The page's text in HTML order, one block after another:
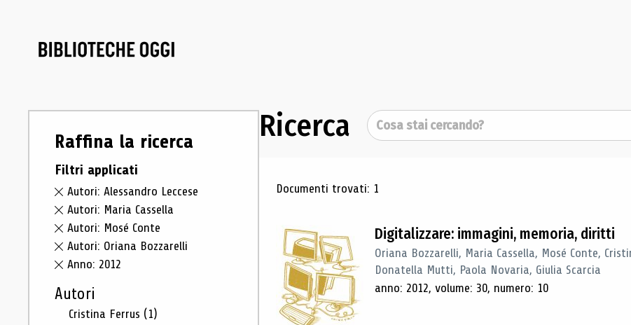
Raffina la ricerca
Filtri applicati
Autori: Alessandro Leccese
Autori: Maria Cassella
Autori: Mosé Conte
Autori: Oriana Bozzarelli
Anno: 2012
Autori
Cristina Ferrus (1)
Ricerca Cerca
Risultati di ricerca
Documenti trovati: 1
Digitalizzare: immagini, memoria, diritti
Oriana Bozzarelli, Maria Cassella, Mosé Conte,
Donatella Mutti, Paola Novaria, Giulia Scarcia
anno: 2012, volume: 30, numero: 10